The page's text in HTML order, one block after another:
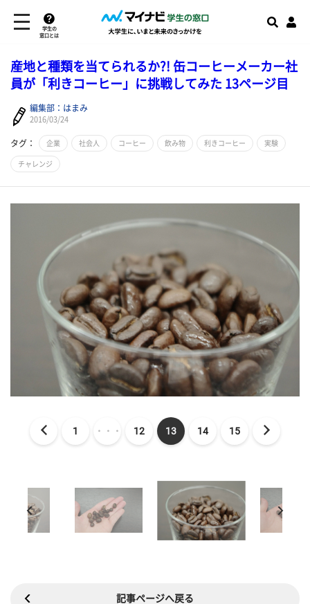
学生の
窓口とは
産地と種類を当てられるか?! 缶コーヒーメーカー社
員が「利きコーヒー」に挑戦してみた 13ページ目
編集部：はまみ
2016/03/24
タグ： 企業 社会人 コーヒー 飲み物 利きコーヒー 実験
チャレンジ
1 ・・・ 12 13 14 15
記事ページへ戻る